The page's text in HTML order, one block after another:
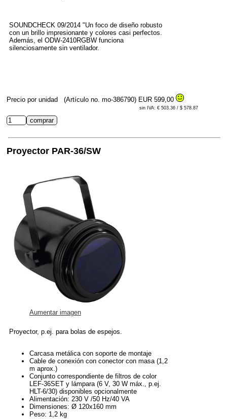
SOUNDCHECK 09/2014 "Un foco de diseño robusto
con un brillo impresionante y colores casi perfectos.
Además, el ODW-2410RGBW funciona
silenciosamente sin ventilador.
Precio por unidad (Artículo no. mo-386790) EUR 599,00
sin IVA: € 503.36 / $ 578.87
Proyector PAR-36/SW
Aumentar imagen
Proyector, p.ej. para bolas de espejos.
Carcasa metálica con soporte de montaje
Cable de conexión con conector con masa (1,2
m aprox.)
Conjunto correspondiente de filtros de color
LEF-36SET y lámpara (6 V, 30 W máx., p.ej.
HLT-6/30) disponibles opcionalmente
Alimentación: 230 V /50 Hz/40 VA
Dimensiones: Ø 120x160 mm
Peso: 1,2 kg